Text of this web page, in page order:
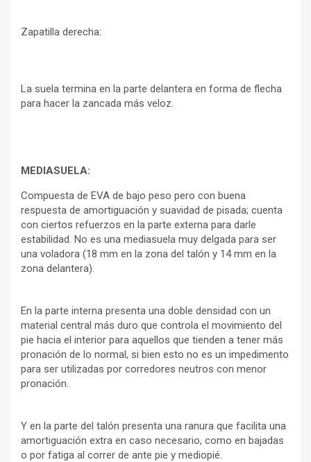
Zapatilla derecha:
La suela termina en la parte delantera en forma de flecha
para hacer la zancada más veloz.
MEDIASUELA:
Compuesta de EVA de bajo peso pero con buena
respuesta de amortiguación y suavidad de pisada; cuenta
con ciertos refuerzos en la parte externa para darle
estabilidad. No es una mediasuela muy delgada para ser
una voladora (18 mm en la zona del talón y 14 mm en la
zona delantera).
En la parte interna presenta una doble densidad con un
material central más duro que controla el movimiento del
pie hacia el interior para aquellos que tienden a tener más
pronación de lo normal, si bien esto no es un impedimento
para ser utilizadas por corredores neutros con menor
pronación.
Y en la parte del talón presenta una ranura que facilita una
amortiguación extra en caso necesario, como en bajadas
o por fatiga al correr de ante pie y mediopié.